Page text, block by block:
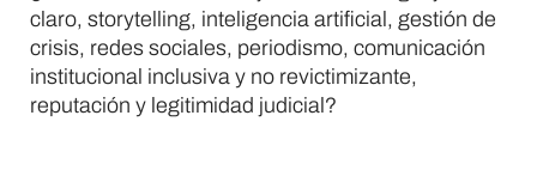
claro, storytelling, inteligencia artificial, gestión de
crisis, redes sociales, periodismo, comunicación
institucional inclusiva y no revictimizante,
reputación y legitimidad judicial?